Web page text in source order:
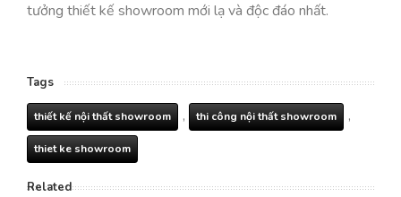
tưởng thiết kế showroom mới lạ và độc đáo nhất.
Tags
thiết kế nội thất showroom , thi công nội thất showroom ,
thiet ke showroom
Related